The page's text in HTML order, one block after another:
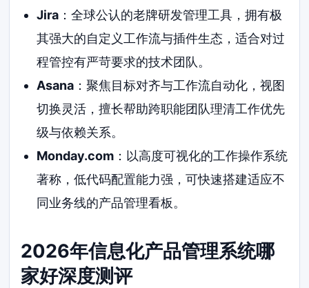
Jira：全球公认的老牌研发管理工具，拥有极
其强大的自定义工作流与插件生态，适合对过
程管控有严苛要求的技术团队。
Asana：聚焦目标对齐与工作流自动化，视图
切换灵活，擅长帮助跨职能团队理清工作优先
级与依赖关系。
Monday.com：以高度可视化的工作操作系统
著称，低代码配置能力强，可快速搭建适应不
同业务线的产品管理看板。
2026年信息化产品管理系统哪
家好深度测评